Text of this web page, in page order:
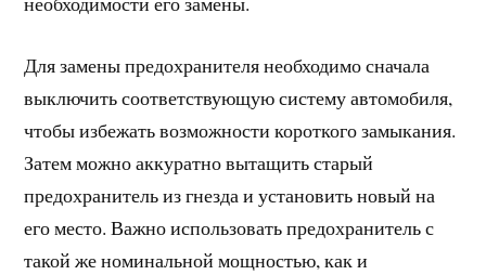
Для замены предохранителя необходимо сначала
выключить соответствующую систему автомобиля,
чтобы избежать возможности короткого замыкания.
Затем можно аккуратно вытащить старый
предохранитель из гнезда и установить новый на
его место. Важно использовать предохранитель с
такой же номинальной мощностью, как и